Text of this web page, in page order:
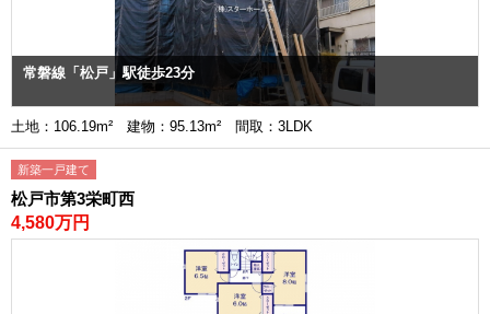
常磐線「松戸」駅徒歩23分
土地：106.19m² 建物：95.13m² 間取：3LDK
新築一戸建て
松戸市第3栄町西
4,580万円